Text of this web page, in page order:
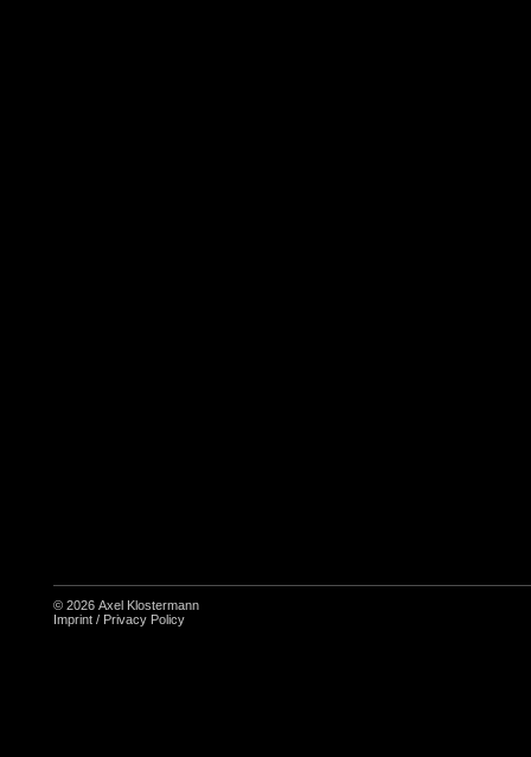
© 2026 Axel Klostermann
Imprint / Privacy Policy